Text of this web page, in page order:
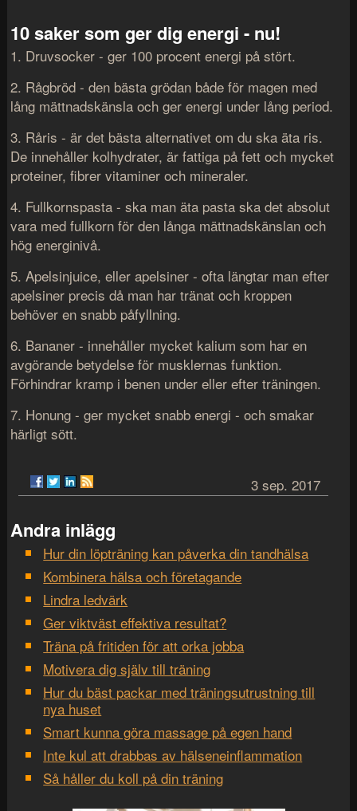
10 saker som ger dig energi - nu!
1. Druvsocker - ger 100 procent energi på stört.
2. Rågbröd - den bästa grödan både för magen med
lång mättnadskänsla och ger energi under lång period.
3. Råris - är det bästa alternativet om du ska äta ris.
De innehåller kolhydrater, är fattiga på fett och mycket
proteiner, fibrer vitaminer och mineraler.
4. Fullkornspasta - ska man äta pasta ska det absolut
vara med fullkorn för den långa mättnadskänslan och
hög energinivå.
5. Apelsinjuice, eller apelsiner - ofta längtar man efter
apelsiner precis då man har tränat och kroppen
behöver en snabb påfyllning.
6. Bananer - innehåller mycket kalium som har en
avgörande betydelse för musklernas funktion.
Förhindrar kramp i benen under eller efter träningen.
7. Honung - ger mycket snabb energi - och smakar
härligt sött.
3 sep. 2017
Andra inlägg
Hur din löpträning kan påverka din tandhälsa
Kombinera hälsa och företagande
Lindra ledvärk
Ger viktväst effektiva resultat?
Träna på fritiden för att orka jobba
Motivera dig själv till träning
Hur du bäst packar med träningsutrustning till
nya huset
Smart kunna göra massage på egen hand
Inte kul att drabbas av hälseneinflammation
Så håller du koll på din träning